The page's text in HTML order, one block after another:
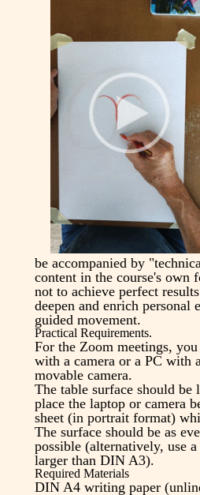
be accompanied by
content in the course's own
not to achieve perfect
deepen and enrich personal
guided movement.
Practical Requirements.
For the Zoom meetings,
with a camera or a PC with
movable camera.
The table surface should be
place the laptop or camera
sheet (in portrait format)
The surface should be as
possible (alternatively, use
larger than DIN A3).
Required Materials
DIN A4 writing paper